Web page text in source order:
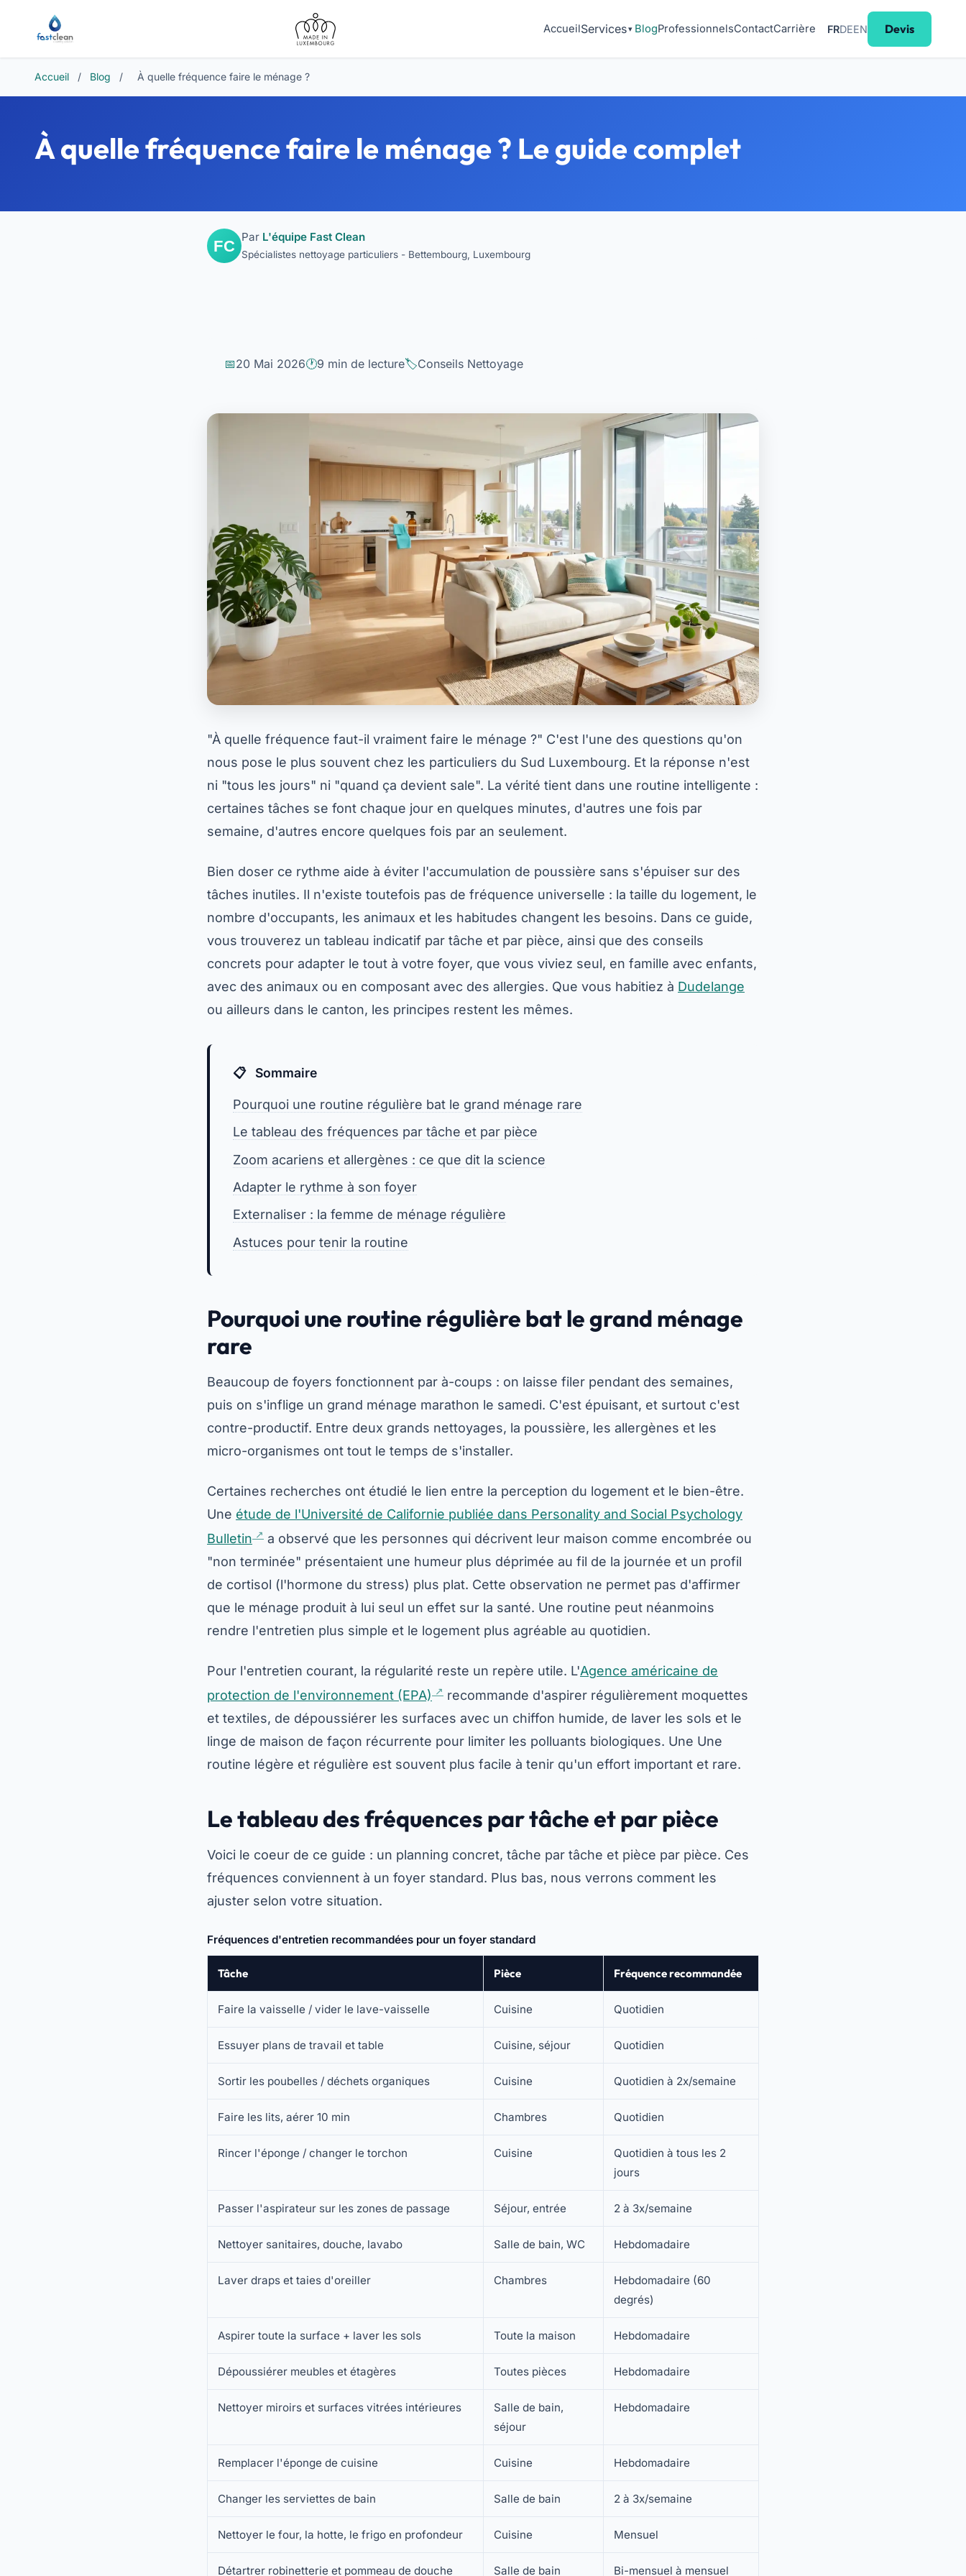
AccueilServices BlogProfessionnelsContactCarrière FRDEEN Devis
Accueil / Blog / À quelle fréquence faire le ménage ?
À quelle fréquence faire le ménage ? Le guide complet
Par L'équipe Fast Clean
Spécialistes nettoyage particuliers - Bettembourg, Luxembourg
20 Mai 2026 9 min de lecture Conseils Nettoyage
"À quelle fréquence faut-il vraiment faire le ménage ?" C'est l'une des questions qu'on
nous pose le plus souvent chez les particuliers du Sud Luxembourg. Et la réponse n'est
ni "tous les jours" ni "quand ça devient sale". La vérité tient dans une routine intelligente :
certaines tâches se font chaque jour en quelques minutes, d'autres une fois par
semaine, d'autres encore quelques fois par an seulement.
Bien doser ce rythme aide à éviter l'accumulation de poussière sans s'épuiser sur des
tâches inutiles. Il n'existe toutefois pas de fréquence universelle : la taille du logement, le
nombre d'occupants, les animaux et les habitudes changent les besoins. Dans ce guide,
vous trouverez un tableau indicatif par tâche et par pièce, ainsi que des conseils
concrets pour adapter le tout à votre foyer, que vous viviez seul, en famille avec enfants,
avec des animaux ou en composant avec des allergies. Que vous habitiez à Dudelange
ou ailleurs dans le canton, les principes restent les mêmes.
Sommaire
Pourquoi une routine régulière bat le grand ménage rare
Le tableau des fréquences par tâche et par pièce
Zoom acariens et allergènes : ce que dit la science
Adapter le rythme à son foyer
Externaliser : la femme de ménage régulière
Astuces pour tenir la routine
Pourquoi une routine régulière bat le grand ménage
rare
Beaucoup de foyers fonctionnent par à-coups : on laisse filer pendant des semaines,
puis on s'inflige un grand ménage marathon le samedi. C'est épuisant, et surtout c'est
contre-productif. Entre deux grands nettoyages, la poussière, les allergènes et les
micro-organismes ont tout le temps de s'installer.
Certaines recherches ont étudié le lien entre la perception du logement et le bien-être.
Une étude de l'Université de Californie publiée dans Personality and Social Psychology
Bulletin
a observé que les personnes qui décrivent leur maison comme encombrée ou
"non terminée" présentaient une humeur plus déprimée au fil de la journée et un profil
de cortisol (l'hormone du stress) plus plat. Cette observation ne permet pas d'affirmer
que le ménage produit à lui seul un effet sur la santé. Une routine peut néanmoins
rendre l'entretien plus simple et le logement plus agréable au quotidien.
Pour l'entretien courant, la régularité reste un repère utile. L'Agence américaine de
protection de l'environnement (EPA)
recommande d'aspirer régulièrement moquettes
et textiles, de dépoussiérer les surfaces avec un chiffon humide, de laver les sols et le
linge de maison de façon récurrente pour limiter les polluants biologiques. Une Une
routine légère et régulière est souvent plus facile à tenir qu'un effort important et rare.
Le tableau des fréquences par tâche et par pièce
Voici le coeur de ce guide : un planning concret, tâche par tâche et pièce par pièce. Ces
fréquences conviennent à un foyer standard. Plus bas, nous verrons comment les
ajuster selon votre situation.
Fréquences d'entretien recommandées pour un foyer standard
Tâche Pièce Fréquence recommandée
Faire la vaisselle / vider le lave-vaisselle Cuisine Quotidien
Essuyer plans de travail et table Cuisine, séjour Quotidien
Sortir les poubelles / déchets organiques Cuisine Quotidien à 2x/semaine
Faire les lits, aérer 10 min Chambres Quotidien
Rincer l'éponge / changer le torchon Cuisine
Quotidien à tous les 2
jours
Passer l'aspirateur sur les zones de passage Séjour, entrée 2 à 3x/semaine
Nettoyer sanitaires, douche, lavabo Salle de bain, WC Hebdomadaire
Laver draps et taies d'oreiller Chambres
Hebdomadaire (60
degrés)
Aspirer toute la surface + laver les sols Toute la maison Hebdomadaire
Dépoussiérer meubles et étagères Toutes pièces Hebdomadaire
Nettoyer miroirs et surfaces vitrées intérieures
Salle de bain,
séjour
Hebdomadaire
Remplacer l'éponge de cuisine Cuisine Hebdomadaire
Changer les serviettes de bain Salle de bain 2 à 3x/semaine
Nettoyer le four, la hotte, le frigo en profondeur Cuisine Mensuel
Détartrer robinetterie et pommeau de douche Salle de bain Bi-mensuel à mensuel